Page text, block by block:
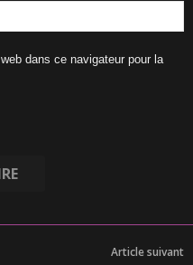
dans ce navigateur pour la
Article suivant